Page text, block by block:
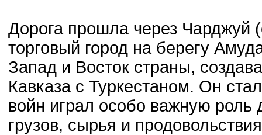
Дорога прошла через Чарджуй
торговый город на берегу
Запад и Восток страны,
Кавказа с Туркестаном. Он
войн играл особо важную роль
грузов, сырья и